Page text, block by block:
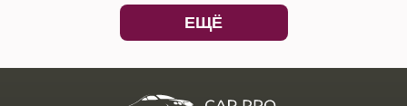
ЕЩЁ